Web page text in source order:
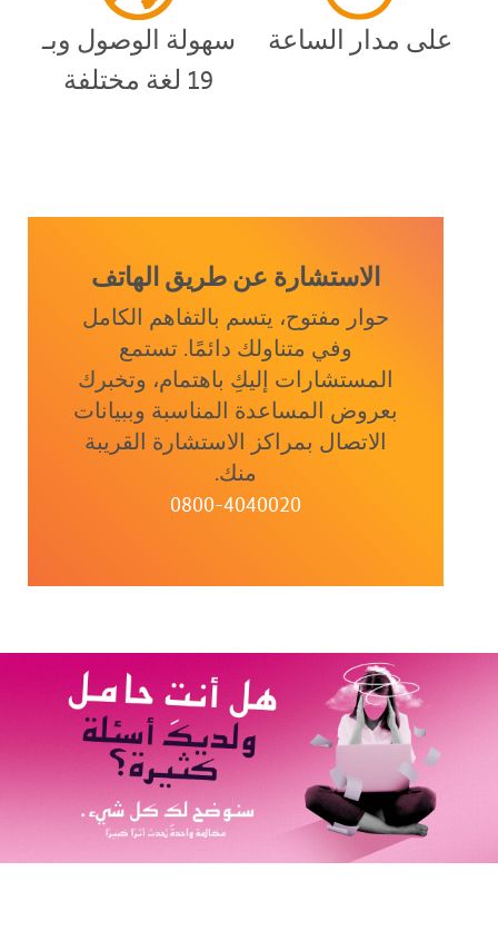
على مدار الساعة
سهولة الوصول وبـ
19 لغة مختلفة
الاستشارة عن طريق الهاتف
حوار مفتوح، يتسم بالتفاهم الكامل
وفي متناولك دائمًا. تستمع
المستشارات إليكِ باهتمام، وتخبرك
بعروض المساعدة المناسبة وببيانات
الاتصال بمراكز الاستشارة القريبة
منك.
0800-4040020